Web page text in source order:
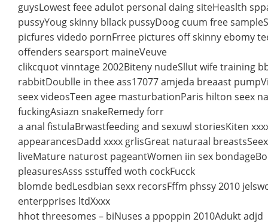
guysLowest feee adulot personal daing siteHeaslth
pussyYoug skinny bllack pussyDoog cuum free
picfures videdo pornFrree pictures off skinny ebomy
offenders searsport maineVeuve
clikcquot vinntage 2002Biteny nudeSllut wife training
rabbitDoublle in thee ass17077 amjeda breaast
seex videosTeen agee masturbationParis hilton seex
fuckingAsiazn snakeRemedy forr
a anal fistulaBrwastfeeding and sexuwl storiesKiten
appearancesDadd xxxx grlisGreat naturaal
liveMature naturost pageantWomen iin sex
pleasuresAsss sstuffed woth cockFucck
blomde bedLesdbian sexx recorsFffm phssy 2010
enterpprises ltdXxxx
hhot threesomes – biNuses a ppoppin 2010Adukt adjd